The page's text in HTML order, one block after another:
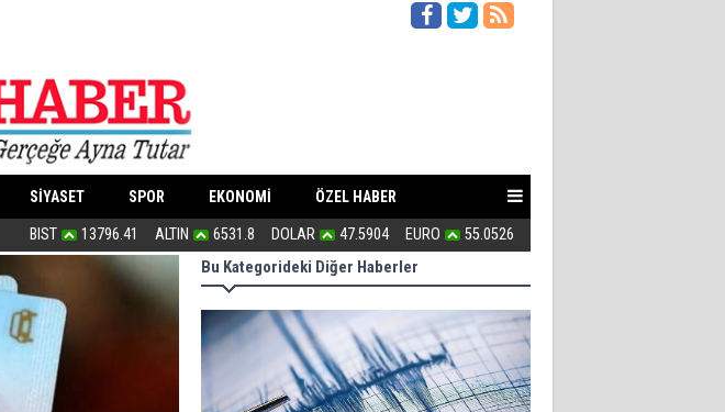
SİYASET SPOR EKONOMİ ÖZEL HABER
“Dindar/muhafazakâr”ların ahlakı neden zayıf?
BIST 13796.41 ALTIN 6531.8 DOLAR 47.5904 EURO 55.0526
Bu Kategorideki Diğer Haberler